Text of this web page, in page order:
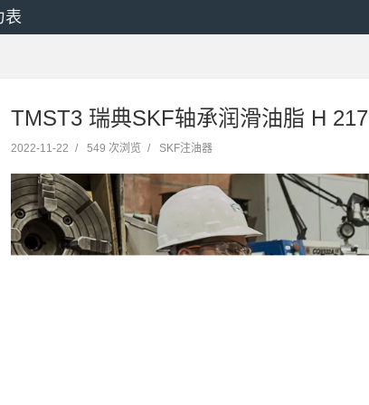
表
TMST3 瑞典SKF轴承润滑油脂 H 217
2022-11-22 / 549 次浏览 / SKF注油器